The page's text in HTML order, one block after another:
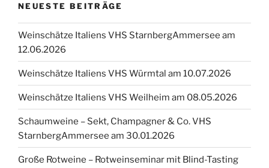
NEUESTE BEITRÄGE
Weinschätze Italiens VHS StarnbergAmmersee am
12.06.2026
Weinschätze Italiens VHS Würmtal am 10.07.2026
Weinschätze Italiens VHS Weilheim am 08.05.2026
Schaumweine – Sekt, Champagner & Co. VHS
StarnbergAmmersee am 30.01.2026
Große Rotweine – Rotweinseminar mit Blind-Tasting